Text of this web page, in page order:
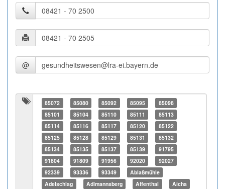
@
85072 85080 85092 85095
85098
85101
85104 85110 85111
85113
85114
85116 85117 85120
85122
85125
85128 85129 85131
85132
85134
85135 85137 85139
91795
91804
91809 91956 92020
92027
92339
93336 93349
Ablaßmühle
Adelschlag
Adlmannsberg Affenthal Aicha